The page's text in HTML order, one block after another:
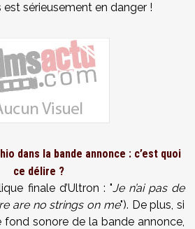
sérieusement en danger !
dans la bande annonce : c’est quoi
ce délire ?
finale d’Ultron : "Je n’ai pas de
are no strings on me"). De plus, si
sonore de la bande annonce,